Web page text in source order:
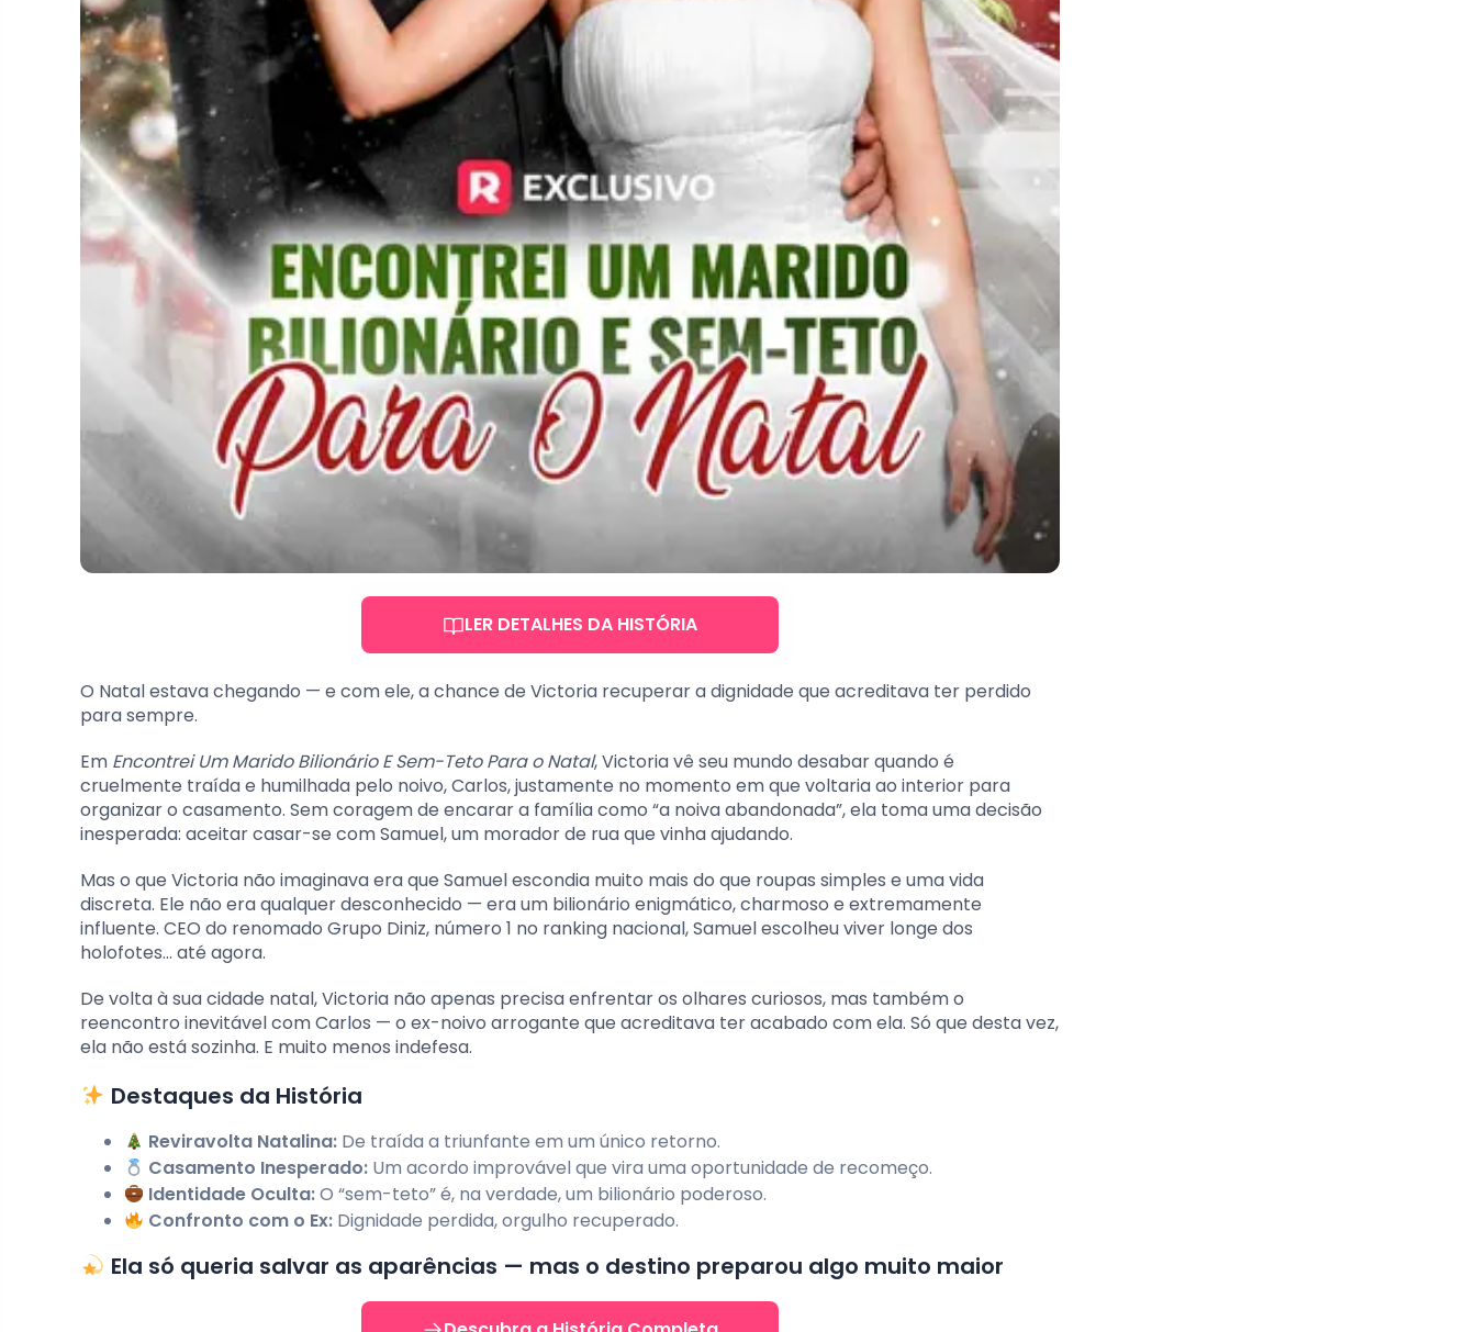
LER DETALHES DA HISTÓRIA
O Natal estava chegando — e com ele, a chance de Victoria recuperar a dignidade que acreditava ter perdido
para sempre.
Em Encontrei Um Marido Bilionário E Sem-Teto Para o Natal, Victoria vê seu mundo desabar quando é
cruelmente traída e humilhada pelo noivo, Carlos, justamente no momento em que voltaria ao interior para
organizar o casamento. Sem coragem de encarar a família como “a noiva abandonada”, ela toma uma decisão
inesperada: aceitar casar-se com Samuel, um morador de rua que vinha ajudando.
Mas o que Victoria não imaginava era que Samuel escondia muito mais do que roupas simples e uma vida
discreta. Ele não era qualquer desconhecido — era um bilionário enigmático, charmoso e extremamente
influente. CEO do renomado Grupo Diniz, número 1 no ranking nacional, Samuel escolheu viver longe dos
holofotes… até agora.
De volta à sua cidade natal, Victoria não apenas precisa enfrentar os olhares curiosos, mas também o
reencontro inevitável com Carlos — o ex-noivo arrogante que acreditava ter acabado com ela. Só que desta vez,
ela não está sozinha. E muito menos indefesa.
Destaques da História
Reviravolta Natalina: De traída a triunfante em um único retorno.
Casamento Inesperado: Um acordo improvável que vira uma oportunidade de recomeço.
Identidade Oculta:O “sem-teto” é, na verdade, um bilionário poderoso.
Confronto com o Ex: Dignidade perdida, orgulho recuperado.
Ela só queria salvar as aparências — mas o destino preparou algo muito maior